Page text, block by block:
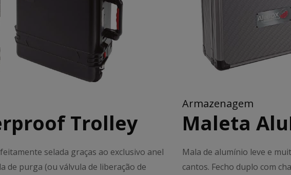
Trolley
selada graças ao exclusivo anel
de purga (ou válvula de liberação de
Armazenagem
Maleta
Mala de alumínio leve e
cantos. Fecho duplo com